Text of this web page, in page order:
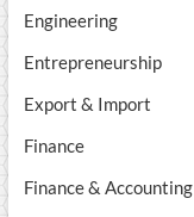
Engineering
Entrepreneurship
Export & Import
Finance
Finance & Accounting